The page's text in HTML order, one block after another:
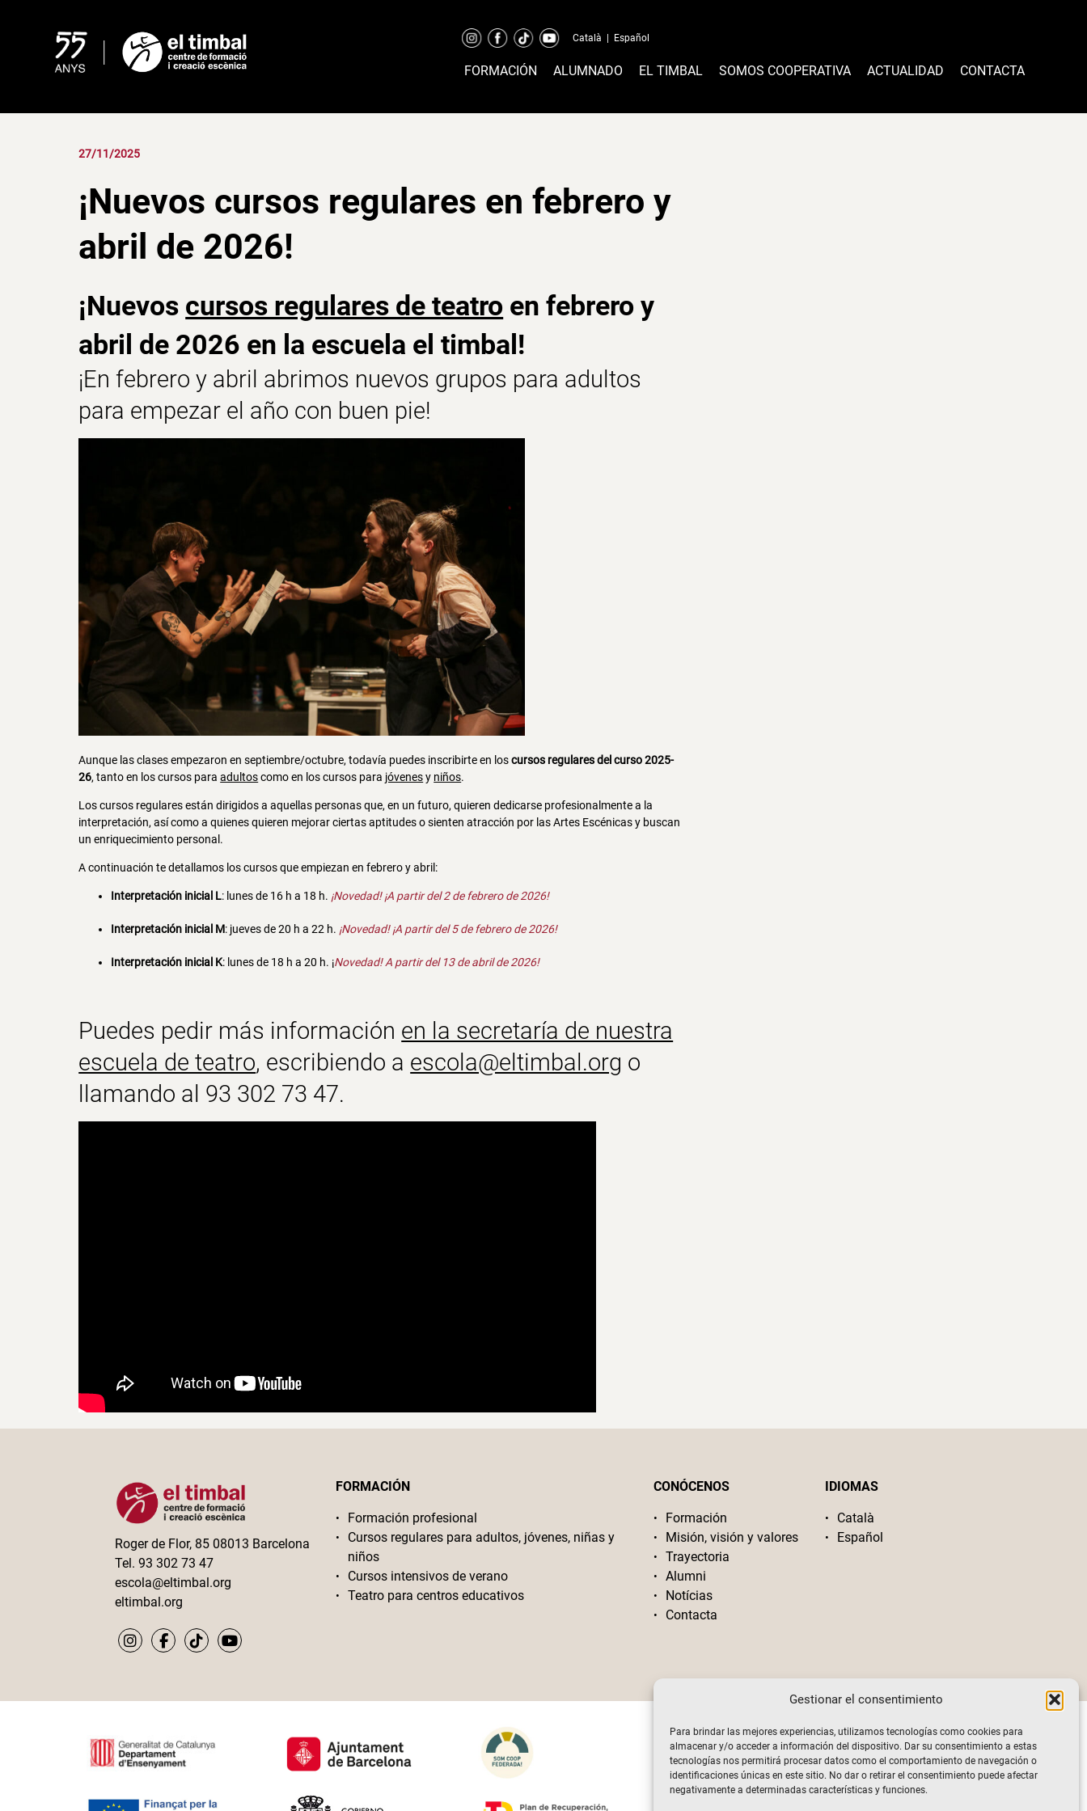
Gestionar el consentimiento
Para brindar las mejores experiencias, utilizamos tecnologías como cookies para
almacenar y/o acceder a información del dispositivo. Dar su consentimiento a estas
tecnologías nos permitirá procesar datos como el comportamiento de navegación o
identificaciones únicas en este sitio. No dar o retirar el consentimiento puede afectar
negativamente a determinadas características y funciones.
Català Español
FORMACIÓN ALUMNADO EL TIMBAL SOMOS COOPERATIVA ACTUALIDAD CONTACTA
27/11/2025
¡Nuevos cursos regulares en febrero y
abril de 2026!
¡Nuevos cursos regulares de teatro en febrero y
abril de 2026 en la escuela el timbal!
¡En febrero y abril abrimos nuevos grupos para adultos
para empezar el año con buen pie!
Aunque las clases empezaron en septiembre/octubre, todavía puedes inscribirte en loscursos regulares del curso 2025-
26, tanto en los cursos paraadultoscomo en los cursos para jóvenesy niños.
Los cursos regulares están dirigidos a aquellas personas que, en un futuro, quieren dedicarse profesionalmente a la
interpretación, así como a quienes quieren mejorar ciertas aptitudes o sienten atracción por las Artes Escénicas y buscan
un enriquecimiento personal.
A continuación te detallamos los cursos que empiezan en febrero y abril:
Interpretación inicial L: lunes de 16 h a 18 h. ¡Novedad!¡A partir del 2 de febrero de 2026!
Interpretación inicial M: jueves de 20 h a 22 h. ¡Novedad!¡A partir del 5 de febrero de 2026!
Interpretación inicial K: lunes de 18 h a 20 h. ¡Novedad! A partir del 13 de abril de 2026!
Puedes pedir más información en la secretaría de nuestra
escuela de teatro, escribiendo a escola@eltimbal.org o
llamando al 93 302 73 47.
Roger de Flor, 85 08013 Barcelona
Tel. 93 302 73 47
escola@eltimbal.org
eltimbal.org
FORMACIÓN
Formación profesional
Cursos regulares para adultos, jóvenes, niñas y
niños
Cursos intensivos de verano
Teatro para centros educativos
CONÓCENOS
Formación
Misión, visión y valores
Trayectoria
Alumni
Notícias
Contacta
IDIOMAS
Català
Español